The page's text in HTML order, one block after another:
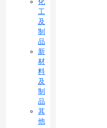
化
工
及
制
品
新
材
料
及
制
品
其
他